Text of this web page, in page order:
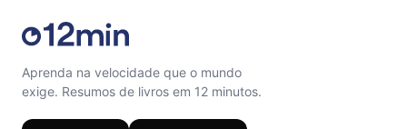
Aprenda na velocidade que o mundo
exige. Resumos de livros em 12 minutos.